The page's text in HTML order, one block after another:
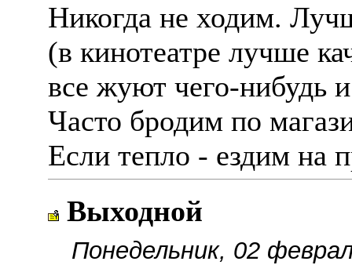
Никогда не ходим.
(в кинотеатре лучше
все жуют чего-нибудь
Часто бродим по
Если тепло - ездим на
Выходной
Понедельник, 02